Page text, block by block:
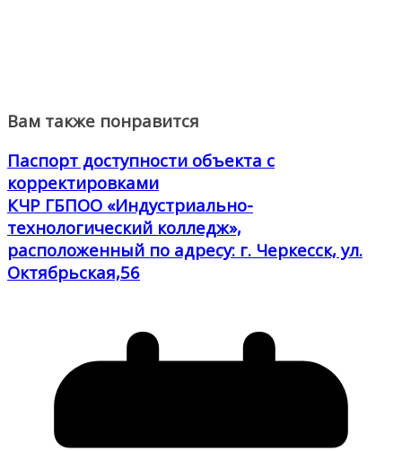
Вам также понравится
Паспорт доступности объекта с
корректировками
КЧР ГБПОО «Индустриально-
технологический колледж»,
расположенный по адресу: г. Черкесск, ул.
Октябрьская,56